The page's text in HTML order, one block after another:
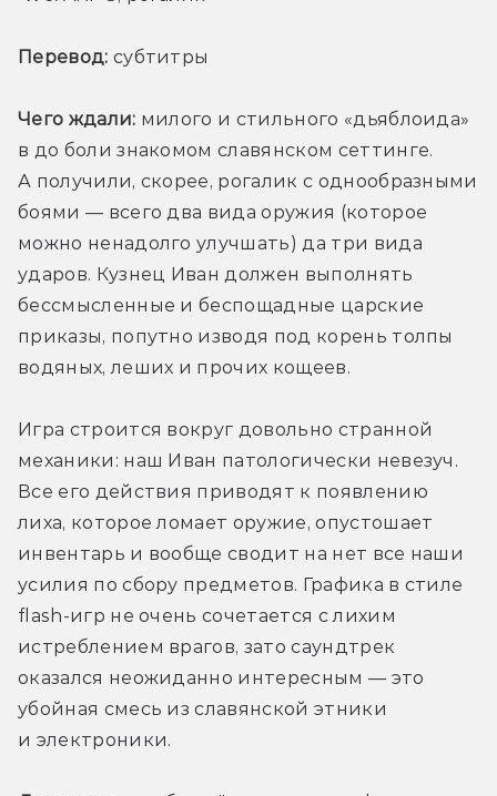
Перевод: субтитры
Чего ждали: милого и стильного «дьяблоида»
в до боли знакомом славянском сеттинге.
А получили, скорее, рогалик с однообразными
боями — всего два вида оружия (которое
можно ненадолго улучшать) да три вида
ударов. Кузнец Иван должен выполнять
бессмысленные и беспощадные царские
приказы, попутно изводя под корень толпы
водяных, леших и прочих кощеев.
Игра строится вокруг довольно странной
механики: наш Иван патологически невезуч.
Все его действия приводят к появлению
лиха, которое ломает оружие, опустошает
инвентарь и вообще сводит на нет все наши
усилия по сбору предметов. Графика в стиле
flash-игр не очень сочетается с лихим
истреблением врагов, зато саундтрек
оказался неожиданно интересным — это
убойная смесь из славянской этники
и электроники.